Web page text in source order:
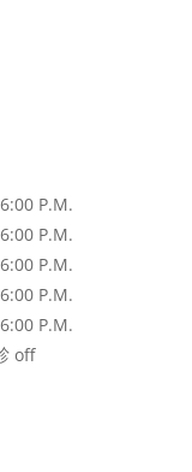
P.M.
P.M.
P.M.
P.M.
P.M.
off